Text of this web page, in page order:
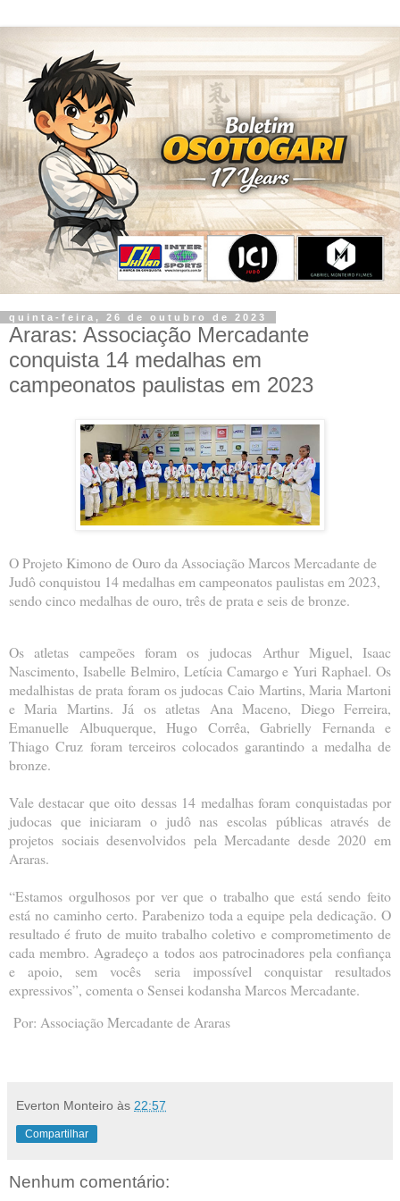
quinta-feira, 26 de outubro de 2023
Araras: Associação Mercadante
conquista 14 medalhas em
campeonatos paulistas em 2023
O Projeto Kimono de Ouro da Associação Marcos Mercadante de
Judô conquistou 14 medalhas em campeonatos paulistas em 2023,
sendo cinco medalhas de ouro, três de prata e seis de bronze.
Os atletas campeões foram os judocas Arthur Miguel, Isaac
Nascimento, Isabelle Belmiro, Letícia Camargo e Yuri Raphael. Os
medalhistas de prata foram os judocas Caio Martins, Maria Martoni
e Maria Martins. Já os atletas Ana Maceno, Diego Ferreira,
Emanuelle Albuquerque, Hugo Corrêa, Gabrielly Fernanda e
Thiago Cruz foram terceiros colocados garantindo a medalha de
bronze.
Vale destacar que oito dessas 14 medalhas foram conquistadas por
judocas que iniciaram o judô nas escolas públicas através de
projetos sociais desenvolvidos pela Mercadante desde 2020 em
Araras.
“Estamos orgulhosos por ver que o trabalho que está sendo feito
está no caminho certo. Parabenizo toda a equipe pela dedicação. O
resultado é fruto de muito trabalho coletivo e comprometimento de
cada membro. Agradeço a todos aos patrocinadores pela confiança
e apoio, sem vocês seria impossível conquistar resultados
expressivos”, comenta o Sensei kodansha Marcos Mercadante.
Por: Associação Mercadante de Araras
Everton Monteiro às 22:57
Compartilhar
Nenhum comentário: